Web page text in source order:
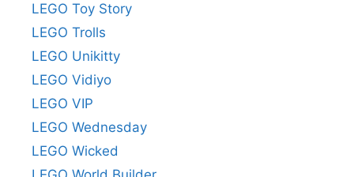
LEGO Toy Story
LEGO Trolls
LEGO Unikitty
LEGO Vidiyo
LEGO VIP
LEGO Wednesday
LEGO Wicked